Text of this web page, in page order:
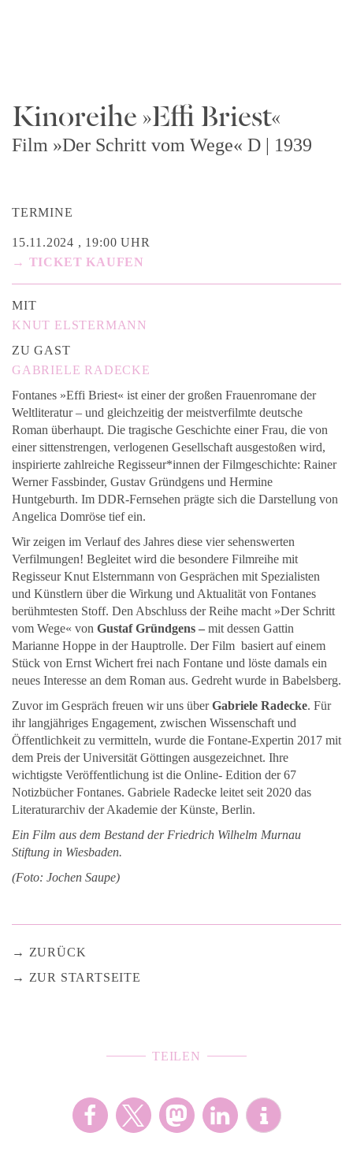
Kinoreihe »Effi Briest«
Film »Der Schritt vom Wege« D | 1939
TERMINE
15.11.2024 , 19:00 UHR
→ TICKET KAUFEN
MIT
KNUT ELSTERMANN
ZU GAST
GABRIELE RADECKE
Fontanes »Effi Briest« ist einer der großen Frauenromane der
Weltliteratur – und gleichzeitig der meistverfilmte deutsche
Roman überhaupt. Die tragische Geschichte einer Frau, die von
einer sittenstrengen, verlogenen Gesellschaft ausgestoßen wird,
inspirierte zahlreiche Regisseur*innen der Filmgeschichte: Rainer
Werner Fassbinder, Gustav Gründgens und Hermine
Huntgeburth. Im DDR-Fernsehen prägte sich die Darstellung von
Angelica Domröse tief ein.
Wir zeigen im Verlauf des Jahres diese vier sehenswerten
Verfilmungen! Begleitet wird die besondere Filmreihe mit
Regisseur Knut Elsternmann von Gesprächen mit Spezialisten
und Künstlern über die Wirkung und Aktualität von Fontanes
berühmtesten Stoff. Den Abschluss der Reihe macht »Der Schritt
vom Wege« von Gustaf Gründgens – mit dessen Gattin
Marianne Hoppe in der Hauptrolle. Der Film basiert auf einem
Stück von Ernst Wichert frei nach Fontane und löste damals ein
neues Interesse an dem Roman aus. Gedreht wurde in Babelsberg.
Zuvor im Gespräch freuen wir uns überGabriele Radecke. Für
ihr langjähriges Engagement, zwischen Wissenschaft und
Öffentlichkeit zu vermitteln, wurde die Fontane-Expertin 2017 mit
dem Preis der Universität Göttingen ausgezeichnet. Ihre
wichtigste Veröffentlichung ist die Online- Edition der 67
Notizbücher Fontanes. Gabriele Radecke leitet seit 2020 das
Literaturarchiv der Akademie der Künste, Berlin.
Ein Film aus dem Bestand der Friedrich Wilhelm Murnau
Stiftung in Wiesbaden.
(Foto: Jochen Saupe)
ZURÜCK
ZUR STARTSEITE
TEILEN